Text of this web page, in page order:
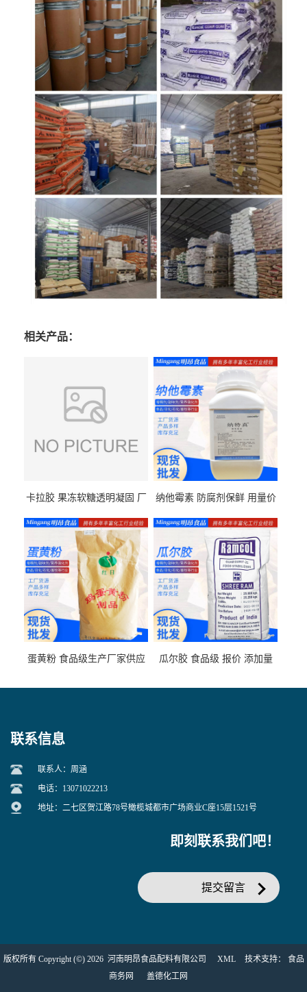
相关产品：
卡拉胶 果冻软糖透明凝固 厂
纳他霉素 防腐剂保鲜 用量价
蛋黄粉 食品级生产厂家供应 瓜尔胶 食品级 报价 添加量
联系信息
联系人：周涵
电话：13071022213
地址：二七区贺江路78号橄榄城都市广场商业C座15层1521号
即刻联系我们吧！
提交留言
版权所有 Copyright (©) 2026 河南明昂食品配料有限公司 XML 技术支持： 食品
商务网
盖德化工网